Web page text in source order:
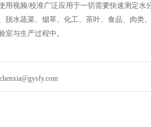
用视频/校准广泛应用于一切需要快速测定水
脱水蔬菜、烟草、化工、茶叶、食品、肉类
室与生产过程中。